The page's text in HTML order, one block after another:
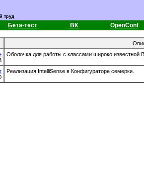
труд
Бета-тест ВК OpenConf
Оболочка для работы с классами широко известной
Реализация IntelliSense в Конфигураторе семерки.